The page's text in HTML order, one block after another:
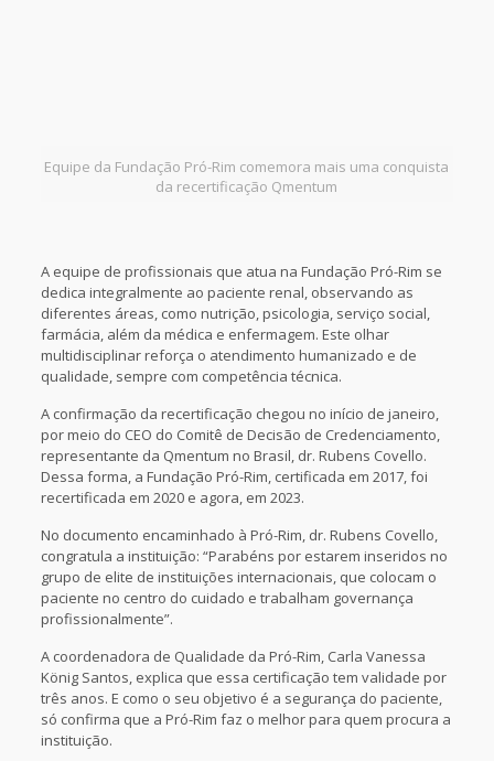
Equipe da Fundação Pró-Rim comemora mais uma conquista
da recertificação Qmentum
A equipe de profissionais que atua na Fundação Pró-Rim se
dedica integralmente ao paciente renal, observando as
diferentes áreas, como nutrição, psicologia, serviço social,
farmácia, além da médica e enfermagem. Este olhar
multidisciplinar reforça o atendimento humanizado e de
qualidade, sempre com competência técnica.
A confirmação da recertificação chegou no início de janeiro,
por meio do CEO do Comitê de Decisão de Credenciamento,
representante da Qmentum no Brasil, dr. Rubens Covello.
Dessa forma, a Fundação Pró-Rim, certificada em 2017, foi
recertificada em 2020 e agora, em 2023.
No documento encaminhado à Pró-Rim, dr. Rubens Covello,
congratula a instituição: “Parabéns por estarem inseridos no
grupo de elite de instituições internacionais, que colocam o
paciente no centro do cuidado e trabalham governança
profissionalmente”.
A coordenadora de Qualidade da Pró-Rim, Carla Vanessa
König Santos, explica que essa certificação tem validade por
três anos. E como o seu objetivo é a segurança do paciente,
só confirma que a Pró-Rim faz o melhor para quem procura a
instituição.